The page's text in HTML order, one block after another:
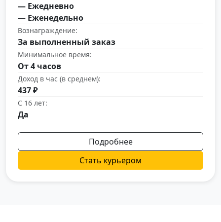
— Ежедневно
— Еженедельно
Вознаграждение:
За выполненный заказ
Минимальное время:
От 4 часов
Доход в час (в среднем):
437 ₽
С 16 лет:
Да
Подробнее
Стать курьером